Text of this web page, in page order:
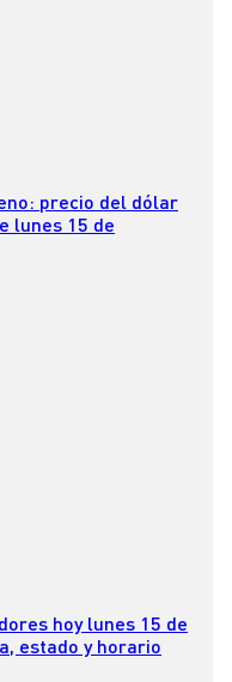
precio del dólar
lunes 15 de
hoy lunes 15 de
estado y horario